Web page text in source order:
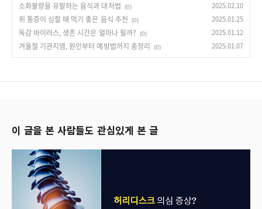
소화불량을 유발하는 음식과 대처법 (0) 2025.02.10
위 통증이 심할 때 먹기 좋은 음식 추천 (0) 2025.01.25
독감 바이러스, 생존 시간은 얼마나 될까? (0) 2025.01.12
겨울철 기관지염, 원인부터 예방법까지 총정리 (0) 2025.01.07
이 글을 본 사람들도 관심있게 본 글